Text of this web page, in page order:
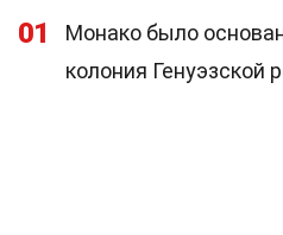
01
Монако было
колония Генуэзской